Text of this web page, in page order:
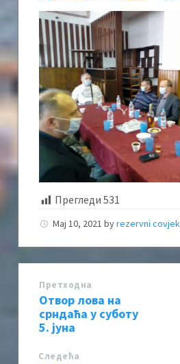
Прегледи 531
Мај 10, 2021 byrezervni covjek
Претходна
Отвор лова на
срндаћа у суботу
5. јуна
Следећa